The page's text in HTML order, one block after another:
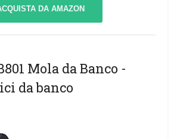
DA AMAZON
Mola da Banco -
da banco